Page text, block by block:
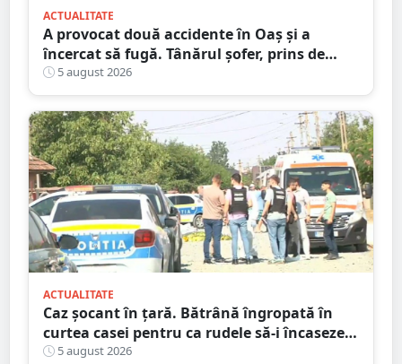
ACTUALITATE
A provocat două accidente în Oaș și a
încercat să fugă. Tânărul șofer, prins de
polițiștii sătmăreni. Încălcări grave ale
Codului Rutier
5 august 2026
ACTUALITATE
Caz șocant în țară. Bătrână îngropată în
curtea casei pentru ca rudele să-i încaseze
pensia
5 august 2026